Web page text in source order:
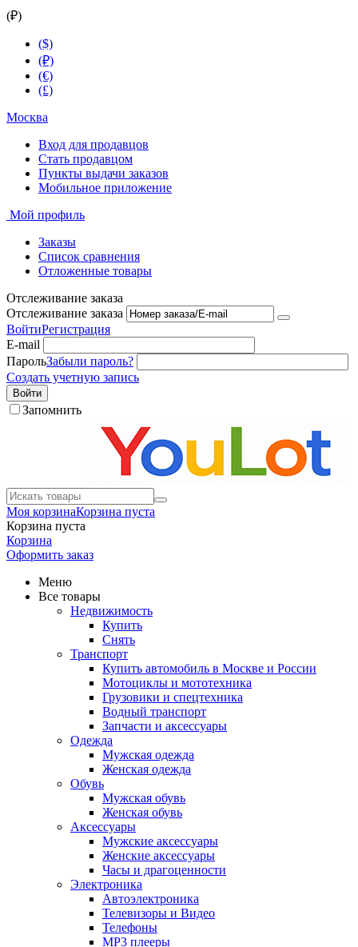
(₽)
($)
(₽)
(€)
(£)
Москва
Вход для продавцов
Стать продавцом
Пункты выдачи заказов
Мобильное приложение
Мой профиль
Заказы
Список сравнения
Отложенные товары
Отслеживание заказа
Отслеживание заказа
ВойтиРегистрация
E-mail
ПарольЗабыли пароль?
Создать учетную запись
Войти
Запомнить
Моя корзинаКорзина пуста
Корзина пуста
Корзина
Оформить заказ
Меню
Все товары
Недвижимость
Купить
Снять
Транспорт
Купить автомобиль в Москве и России
Мотоциклы и мототехника
Грузовики и спецтехника
Водный транспорт
Запчасти и аксессуары
Одежда
Мужская одежда
Женская одежда
Обувь
Мужская обувь
Женская обувь
Аксессуары
Мужские аксессуары
Женские аксессуары
Часы и драгоценности
Электроника
Автоэлектроника
Телевизоры и Видео
Телефоны
MP3 плееры